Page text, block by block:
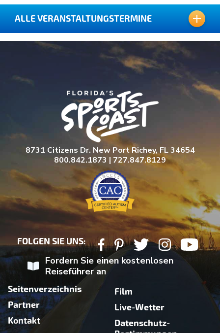
ALLE VERANSTALTUNGSTERMINE
03. JUNI 2019
24. JUNI 2019
8731 Citizens Dr. New Port Richey, FL 34654
800.842.1873 | 727.847.8129
FOLGEN SIE UNS:
Fordern Sie einen kostenlosen
Reiseführer an
Seitenverzeichnis
Partner
Kontakt
Film
Live-Wetter
Datenschutz-